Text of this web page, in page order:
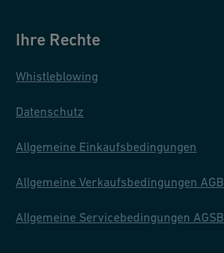
Ihre Rechte
Whistleblowing
Datenschutz
Allgemeine Einkaufsbedingungen
Allgemeine Verkaufsbedingungen AGB
Allgemeine Servicebedingungen AGSB